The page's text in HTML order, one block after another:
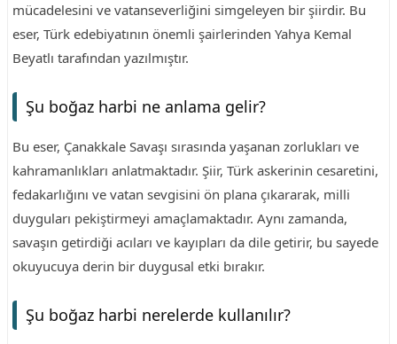
mücadelesini ve vatanseverliğini simgeleyen bir şiirdir. Bu
eser, Türk edebiyatının önemli şairlerinden Yahya Kemal
Beyatlı tarafından yazılmıştır.
Şu boğaz harbi ne anlama gelir?
Bu eser, Çanakkale Savaşı sırasında yaşanan zorlukları ve
kahramanlıkları anlatmaktadır. Şiir, Türk askerinin cesaretini,
fedakarlığını ve vatan sevgisini ön plana çıkararak, milli
duyguları pekiştirmeyi amaçlamaktadır. Aynı zamanda,
savaşın getirdiği acıları ve kayıpları da dile getirir, bu sayede
okuyucuya derin bir duygusal etki bırakır.
Şu boğaz harbi nerelerde kullanılır?